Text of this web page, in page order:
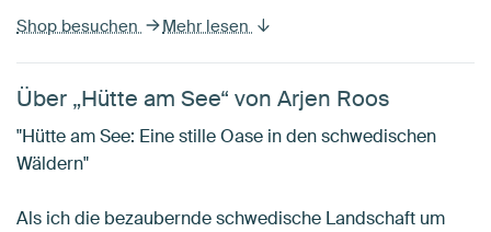
Shop besuchen Mehr lesen
Über „Hütte am See“ von Arjen Roos
"Hütte am See: Eine stille Oase in den schwedischen
Wäldern"
Als ich die bezaubernde schwedische Landschaft um